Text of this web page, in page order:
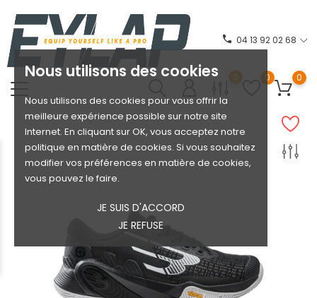
Nous utilisons des cookies
Nous utilisons des cookies pour vous offrir la
meilleure expérience possible sur notre site
Internet. En cliquant sur OK, vous acceptez notre
politique en matière de cookies. Si vous souhaitez
modifier vos préférences en matière de cookies,
vous pouvez le faire.
JE SUIS D'ACCORD
JE REFUSE
phone 04 13 92 02 68
0 0 0